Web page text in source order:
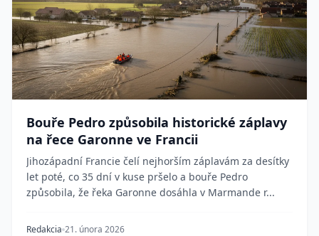
Bouře Pedro způsobila historické záplavy
na řece Garonne ve Francii
Jihozápadní Francie čelí nejhorším záplavám za desítky
let poté, co 35 dní v kuse pršelo a bouře Pedro
způsobila, že řeka Garonne dosáhla v Marmande r...
Redakcia 21. února 2026